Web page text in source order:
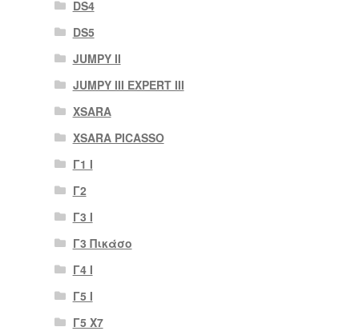
DS4
DS5
JUMPY II
JUMPY III EXPERT III
XSARA
XSARA PICASSO
Γ1 Ι
Γ2
Γ3 Ι
Γ3 Πικάσο
Γ4 Ι
Γ5 Ι
Γ5 Χ7